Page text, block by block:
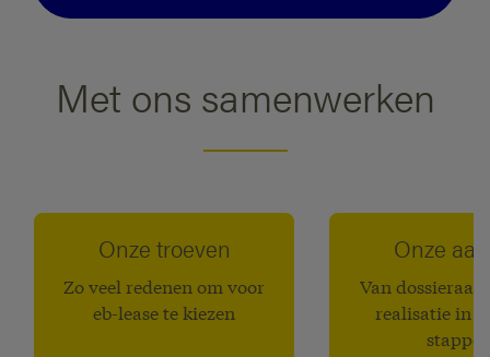
Met ons samenwerken
Onze troeven
Zo veel redenen om voor
eb-lease te kiezen
Onze
Van
realisatie in